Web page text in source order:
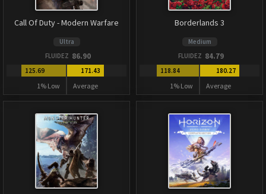
Call Of Duty - Modern Warfare
Ultra
FLUIDEZ 86.90
125.69
1% Low
171.43
Average
Borderlands 3
Medium
FLUIDEZ 84.79
118.84
1% Low
180.27
Average